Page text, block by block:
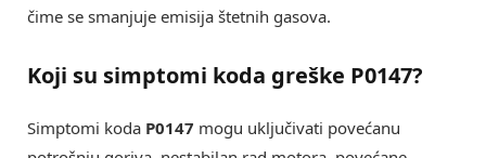
čime se smanjuje emisija štetnih gasova.
Koji su simptomi koda greške P0147?
Simptomi koda P0147 mogu uključivati povećanu